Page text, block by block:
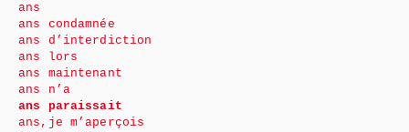
ans
ans condamnée
ans d’interdiction
ans lors
ans maintenant
ans n’a
ans paraissait
ans,je m’aperçois